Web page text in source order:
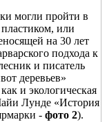
могли пройти в
или
на 30 лет
подхода к
и писатель
деревьев»
и экологическая
Лунде «История
- фото 2).